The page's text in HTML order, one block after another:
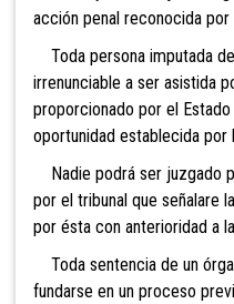
acción penal reconocida
Toda persona imputada
irrenunciable a ser asistida
proporcionado por el
oportunidad establecida por
Nadie podrá ser juzgado
por el tribunal que señalare
por ésta con anterioridad a
Toda sentencia de un
fundarse en un proceso